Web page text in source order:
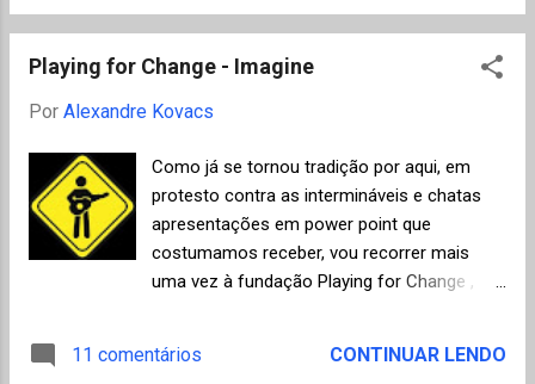
os casos de separação litigiosa e os efeitos
guarda dos filhos. Isto, infelizmente, já não é
consistiu em posicionar a sua inocente
protagonista Maisie, de apenas oito anos, no
centro desta estúpida disputa e apoiar toda
a narrativa com base nas impressões e no
entendimento consciente ou inconsciente
forma a maior parte das ações egoístas dos
Playing for Change - Imagine
Por Alexandre Kovacs
Como já se tornou tradição por aqui, em
protesto contra as intermináveis e chatas
apresentações em power point que
costumamos receber, vou recorrer mais
uma vez à fundação Playing for Change ,
conectar e trazer a paz para o mundo
11 comentários CONTINUAR LENDO